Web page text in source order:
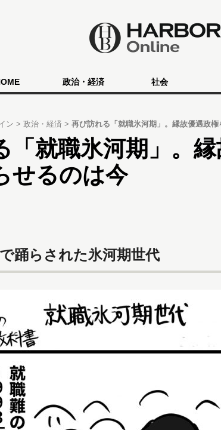
政治・経済 社会
ン 政治・経済 再び訪れる「就職氷河期」。縁故優遇政
「就職氷河期」。
せるのは今
踊らされた氷河期世代